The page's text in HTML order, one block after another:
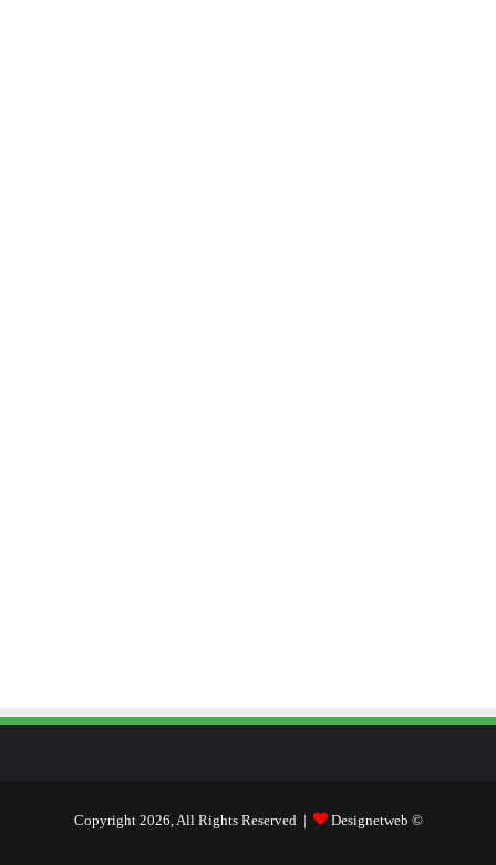
© Copyright 2026, All Rights Reserved |
Designetweb